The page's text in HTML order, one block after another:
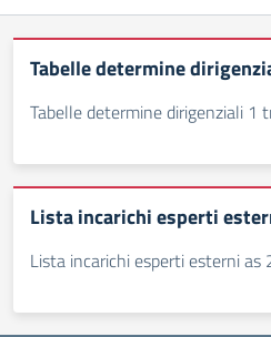
Tabelle determine
Tabelle determine dirigenziali 1
Lista incarichi esperti
Lista incarichi esperti esterni